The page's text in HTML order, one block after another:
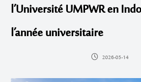
l’Université UMPWR en
l’année universitaire
2026-05-14